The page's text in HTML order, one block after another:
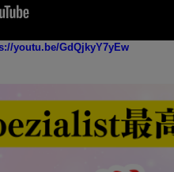
youtu.be/GdQjkyY7yEw